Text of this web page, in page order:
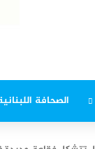
الصحافة